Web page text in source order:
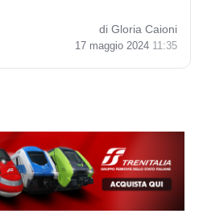
di Gloria Caioni
17 maggio 2024 11:35